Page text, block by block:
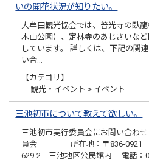
いの開花状況が知りたい。
大牟田観光協会では、普光寺の臥
木山公園）、定林寺のあじさいな
しています。 詳しくは、下記の関
い合…
【カテゴリ】
観光・イベント > イベント
三池初市について教えて欲しい。
三池初市実行委員会にお問い合わ
員会 所在地：〒836-0921 福
629-2 三池地区公民館内 電話：